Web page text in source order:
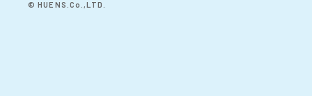
© HUENS.Co.,LTD.